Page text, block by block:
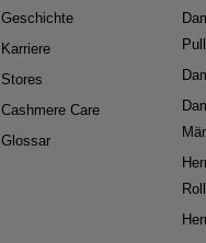
Geschichte
Karriere
Stores
Cashmere Care
Glossar